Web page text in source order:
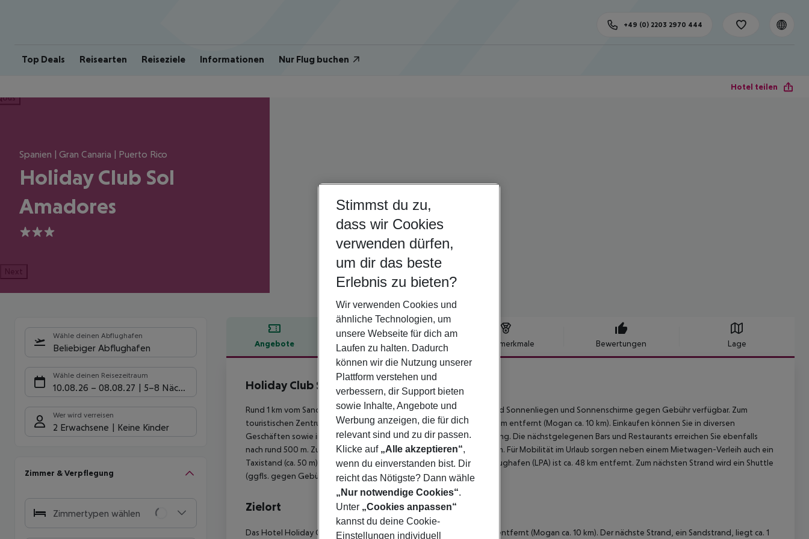
Top Deals Reisearten Reiseziele Informationen Nur Flug buchen
+49 (0) 2203 2970 444
Hotel teilen
Spanien | Gran Canaria | Puerto Rico
Holiday Club Sol
Amadores
3
Next
Wähle deinen Abflughafen
Beliebiger Abflughafen
Wähle deinen Reisezeitraum
10.08.26 – 08.08.27 5-8 Nächte
Wer wird verreisen
2 Erwachsene Keine Kinder
Zimmer & Verpflegung
Zimmertypen wählen
Angebote Hotelbeschreibung Hotelmerkmale Bewertungen Lage
Hotelbeschreibung
Holiday Club Sol Amadores
3
Rund 1 km vom Sandstrand entfernt gelegenes Hotel. Am Strand sind Sonnenliegen und Sonnenschirme gegen Gebühr verfügbar. Zum
touristischen Zentrum sind es ca. 1 km. Die Stadt Puerto Rico ist ca. 2 km entfernt (Mogan ca. 10 km). Einkaufen können Sie in diversen
Geschäften sowie in einem Lebensmittelmarkt in ca. 500 m Entfernung. Die nächstgelegenen Bars und Restaurants erreichen Sie ebenfalls
nach rund 500 m. Zur nächsten Diskothek gelangt man nach rund 1 km. Für Mobilität im Urlaub sorgen neben einem Mietwagen-Verleih auch ein
Taxistand (ca. 50 m) und eine Bushaltestelle (ca. 1 km entfernt). Der Flughafen (LPA) ist ca. 48 km entfernt. Zum nächsten Strand wird ein Shuttle
(ggfls. gegen Gebühr) angeboten.
Zielort
Das Hotel Holiday Club Sol Amadores liegt ca. 2 km von Puerto Rico entfernt (Mogan ca. 10 km). Der nächste Strand, ein Sandstrand, liegt ca. 1
Stimmst du zu,
dass wir Cookies
verwenden dürfen,
um dir das beste
Erlebnis zu bieten?
Wir verwenden Cookies und
ähnliche Technologien, um
unsere Webseite für dich am
Laufen zu halten. Dadurch
können wir die Nutzung unserer
Plattform verstehen und
verbessern, dir Support bieten
sowie Inhalte, Angebote und
Werbung anzeigen, die für dich
relevant sind und zu dir passen.
Klicke auf „Alle akzeptieren“,
wenn du einverstanden bist. Dir
reicht das Nötigste? Dann wähle
„Nur notwendige Cookies“.
Unter „Cookies anpassen“
kannst du deine Cookie-
Einstellungen individuell